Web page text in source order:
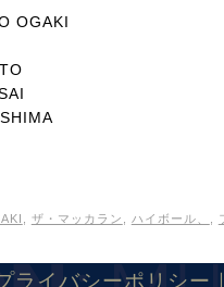
OGAKI
ザ・マッカラン ハイボール、
ライバシーポリシー